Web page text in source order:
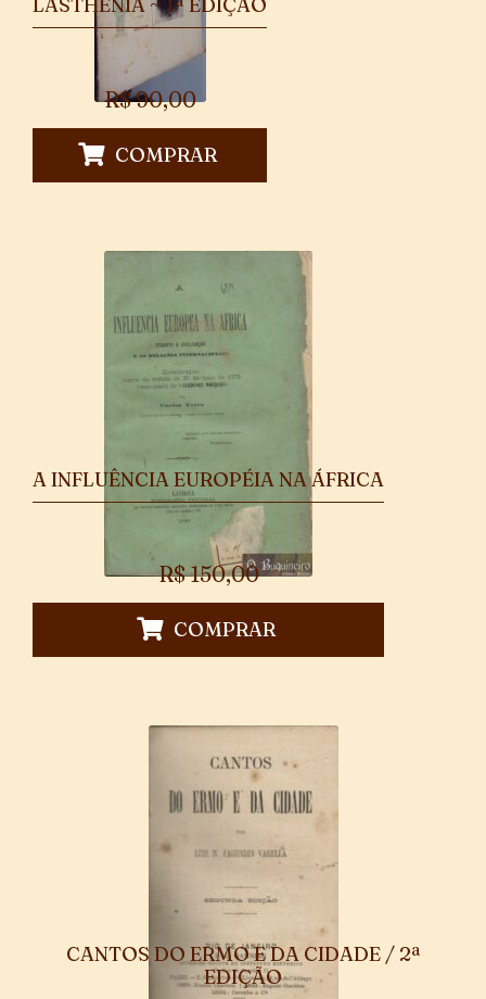
R$90,00
COMPRAR
A INFLUÊNCIA EUROPÉIA NA ÁFRICA
R$150,00
COMPRAR
CANTOS DO ERMO E DA CIDADE / 2ª
EDIÇÃO